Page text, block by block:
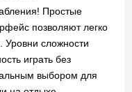
Простые
позволяют легко
Уровни сложности
играть без
выбором для